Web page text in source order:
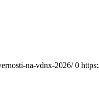
na-vdnx-2026/ 0